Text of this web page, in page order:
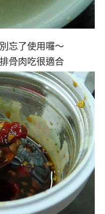
忘了使用囉～
骨肉吃很適合